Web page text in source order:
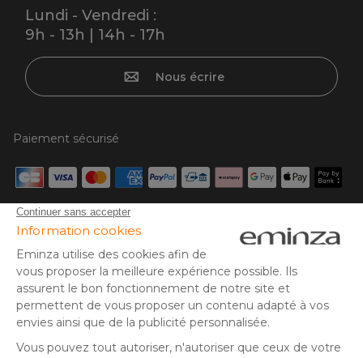
Lundi - Vendredi :
9h - 13h | 14h - 17h
Nous écrire
Paiement sécurisé
Carte bancaire, PayPal, virement bancaire, 3x ou 4x par CB
à partir de 50€, Google/Apple Pay.
Suivez-nous sur :